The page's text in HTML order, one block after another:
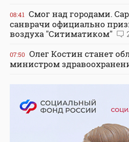
08:41 Смог над городами.
санврачи официально
воздуха "Ситиматиком"
07:50 Олег Костин станет
министром